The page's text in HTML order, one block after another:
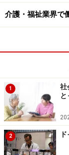
介護・福祉業界で
1
社
2